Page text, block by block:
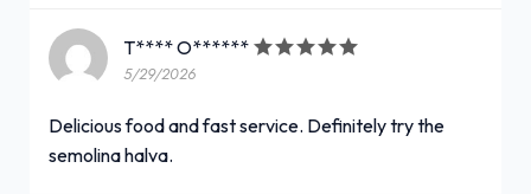
T**** O******
5/29/2026
Delicious food and fast service. Definitely try the
semolina halva.